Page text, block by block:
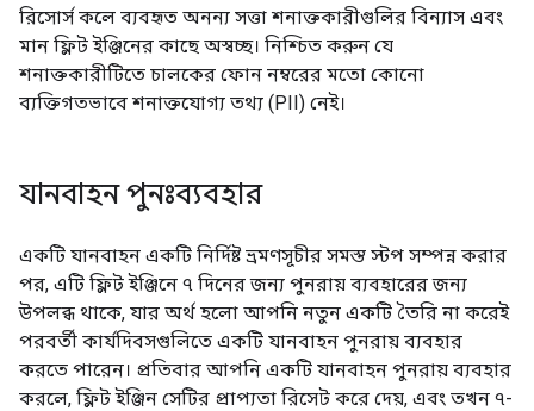
রিসোর্স কলে ব্যবহৃত অনন্য সত্তা শনাক্তকারীগুলির বিন্যাস এবং
মান ফ্লিট ইঞ্জিনের কাছে অস্বচ্ছ। নিশ্চিত করুন যে
শনাক্তকারীটিতে চালকের ফোন নম্বরের মতো কোনো
ব্যক্তিগতভাবে শনাক্তযোগ্য তথ্য (PII) নেই।
যানবাহন পুনঃব্যবহার
একটি যানবাহন একটি নির্দিষ্ট ভ্রমণসূচীর সমস্ত স্টপ সম্পন্ন করার
পর, এটি ফ্লিট ইঞ্জিনে ৭ দিনের জন্য পুনরায় ব্যবহারের জন্য
উপলব্ধ থাকে, যার অর্থ হলো আপনি নতুন একটি তৈরি না করেই
পরবর্তী কার্যদিবসগুলিতে একটি যানবাহন পুনরায় ব্যবহার
করতে পারেন। প্রতিবার আপনি একটি যানবাহন পুনরায় ব্যবহার
করলে, ফ্লিট ইঞ্জিন সেটির প্রাপ্যতা রিসেট করে দেয়, এবং তখন ৭-